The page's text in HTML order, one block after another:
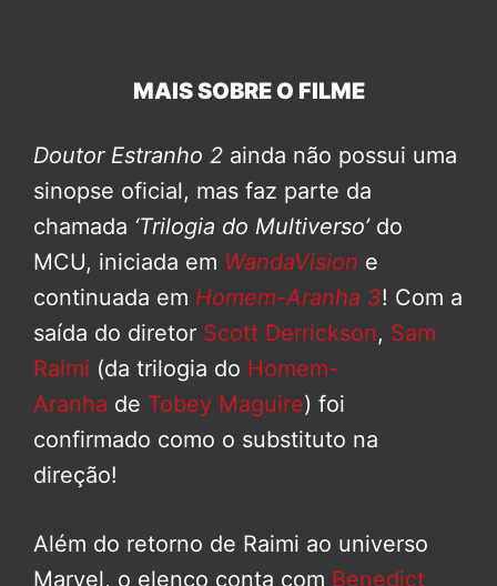
MAIS SOBRE O FILME
Doutor Estranho 2 ainda não possui uma
sinopse oficial, mas faz parte da
chamada ‘Trilogia do Multiverso’do
MCU, iniciada em WandaVision e
continuada em Homem-Aranha 3! Com a
saída do diretor Scott Derrickson, Sam
Raimi (da trilogia do Homem-
Aranha de Tobey Maguire) foi
confirmado como o substituto na
direção!
Além do retorno de Raimi ao universo
Marvel, o elenco conta com Benedict